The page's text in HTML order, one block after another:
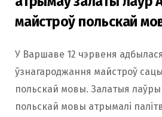
майстроў польскай
У Варшаве 12 чэрвеня
ўзнагароджання майстроў
польскай мовы. Залатыя лаўры
польскай мовы атрымалі